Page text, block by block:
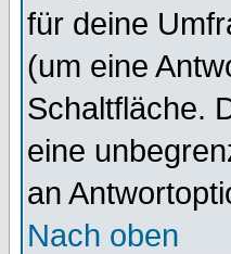
für deine
(um eine
Schaltfläche.
eine
an
Nach oben